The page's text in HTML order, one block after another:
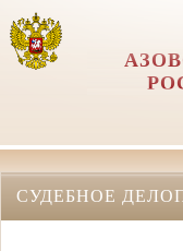
СУДЕБНОЕ